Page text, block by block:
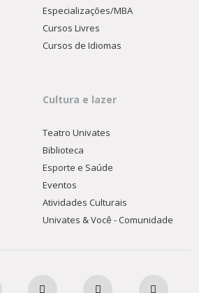
Especializações/MBA
Cursos Livres
Cursos de Idiomas
Cultura e lazer
Teatro Univates
Biblioteca
Esporte e Saúde
Eventos
Atividades Culturais
Univates & Você - Comunidade